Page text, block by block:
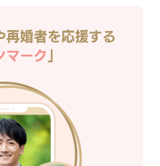
再婚者を応援する
マーク